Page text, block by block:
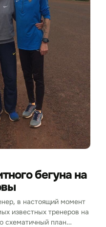
бегуна на
в настоящий момент
известных тренеров на
схематичный план